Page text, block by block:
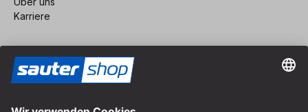
Karriere